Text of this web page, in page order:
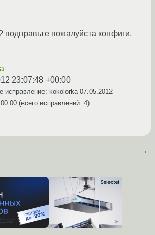
подправьте пожалуйста конфиги,
23:07:48 +00:00
исправление: kokolorka 07.05.2012
(всего исправлений: 4)
→